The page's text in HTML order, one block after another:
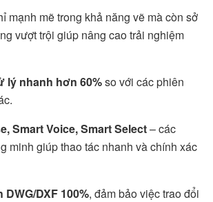
mạnh mẽ trong khả năng vẽ mà còn sở
vượt trội giúp nâng cao trải nghiệm
lý nhanh hơn 60%so với các phiên
Smart Voice, Smart Select– các
minh giúp thao tác nhanh và chính xác
DXF 100%, đảm bảo việc trao đổi